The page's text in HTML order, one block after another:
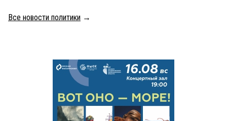
Все новости политики →